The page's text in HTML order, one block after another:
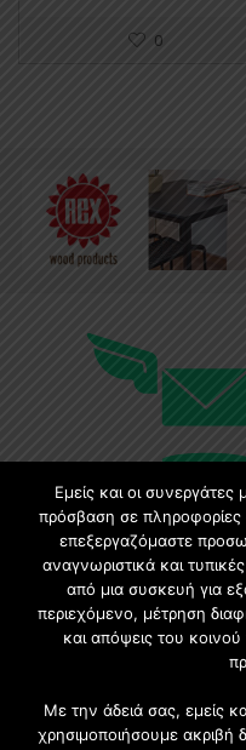
0
Εγγραφή στο
Γίνετε μέλος της
για αρχιτέκτονες,
Εμείς και οι
πρόσβαση σε
επεξεργαζόμαστε
αναγνωριστικά και
από μια συσκευή για
περιεχόμενο, μέτρηση
και απόψεις του
Με την άδειά σας, εμείς
χρησιμοποιήσουμε ακριβή